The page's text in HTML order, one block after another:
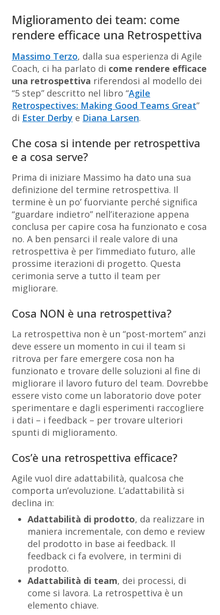
Miglioramento dei team: come
rendere efficace una Retrospettiva
Massimo Terzo, dalla sua esperienza di Agile
Coach, ci ha parlato di come rendere efficace
una retrospettiva riferendosi al modello dei
“5 step” descritto nel libro “Agile
Retrospectives: Making Good Teams Great”
di Ester Derby e Diana Larsen.
Che cosa si intende per retrospettiva
e a cosa serve?
Prima di iniziare Massimo ha dato una sua
definizione del termine retrospettiva. Il
termine è un po’ fuorviante perché significa
“guardare indietro” nell’iterazione appena
conclusa per capire cosa ha funzionato e cosa
no. A ben pensarci il reale valore di una
retrospettiva è per l’immediato futuro, alle
prossime iterazioni di progetto. Questa
cerimonia serve a tutto il team per
migliorare.
Cosa NON è una retrospettiva?
La retrospettiva non è un “post-mortem” anzi
deve essere un momento in cui il team si
ritrova per fare emergere cosa non ha
funzionato e trovare delle soluzioni al fine di
migliorare il lavoro futuro del team. Dovrebbe
essere visto come un laboratorio dove poter
sperimentare e dagli esperimenti raccogliere
i dati – i feedback – per trovare ulteriori
spunti di miglioramento.
Cos’è una retrospettiva efficace?
Agile vuol dire adattabilità, qualcosa che
comporta un’evoluzione. L’adattabilità si
declina in:
Adattabilità di prodotto, da realizzare in
maniera incrementale, con demo e review
del prodotto in base ai feedback. Il
feedback ci fa evolvere, in termini di
prodotto.
Adattabilità di team, dei processi, di
come si lavora. La retrospettiva è un
elemento chiave.